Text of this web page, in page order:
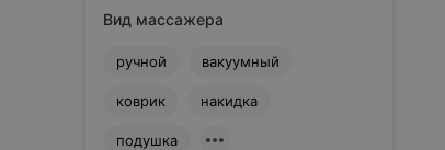
Gaponet
Вид массажера
ручной вакуумный
коврик накидка
подушка